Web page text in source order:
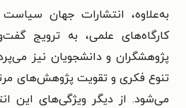
به‌علاوه، انتشارات جهان
کارگاه‌های علمی، به ترویج
پژوهشگران و دانشجویان نیز
تنوع فکری و تقویت پژوهش‌های
می‌شود. از دیگر ویژگی‌های این